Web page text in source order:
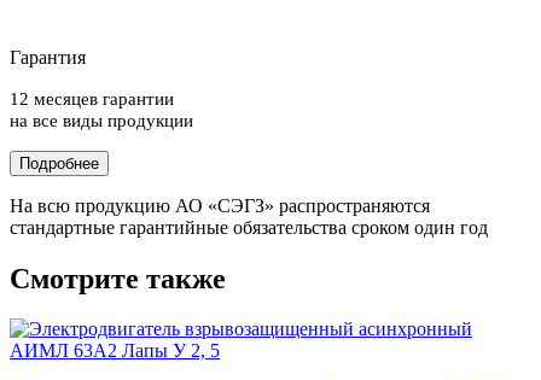
Гарантия
12 месяцев гарантии
на все виды продукции
Подробнее
На всю продукцию АО «СЭГЗ» распространяются
стандартные гарантийные обязательства сроком один год
Смотрите также